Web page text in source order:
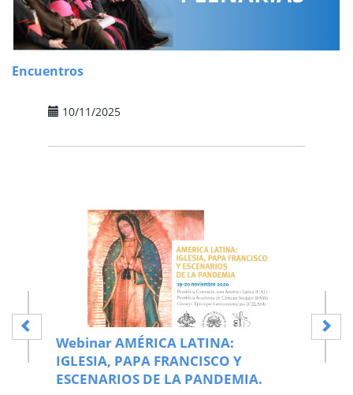
Encuentros
10/11/2025
Webinar AMÉRICA LATINA:
IGLESIA, PAPA FRANCISCO Y
ESCENARIOS DE LA PANDEMIA.
por